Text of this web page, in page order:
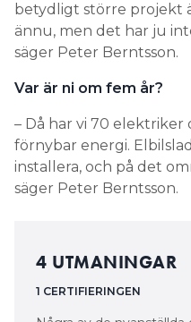
betydligt större projekt
ännu, men det har ju
säger Peter Berntsson.
Var är ni om fem år?
– Då har vi 70
förnybar energi.
installera, och på det
säger Peter Berntsson.
4 UTMANINGAR
1 CERTIFIERINGEN